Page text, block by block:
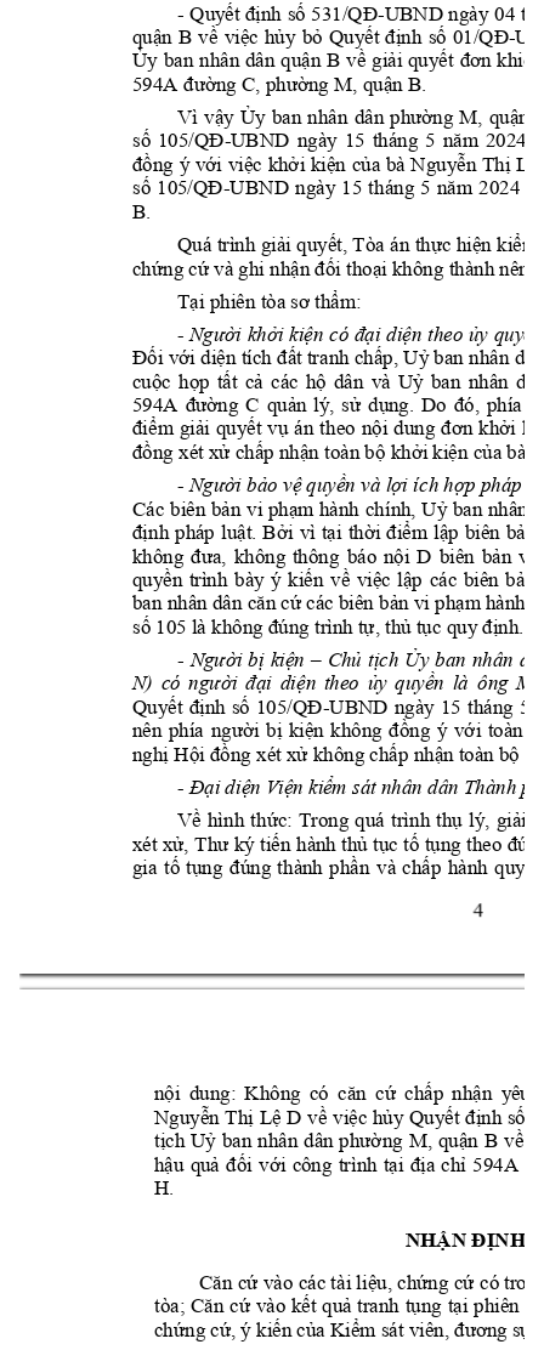
4
- Quyết định số 531/QĐ-UBND ngày 04
quận B về việc hủy bỏ Quyết định số 01/QĐ-
Ủy ban nhân dân quận B về giải quyết đơn khi
594A đường C, phường M, quận B.
Vì vậy Ủy ban nhân dân phường M, quận
số 105/QĐ-UBND ngày 15 tháng 5 năm 2024
đồng ý với việc khởi kiện của bà Nguyễn Thị Lệ
số 105/QĐ-UBND ngày 15 tháng 5 năm 2024
B.
Quá trình giải quyết, Tòa án thực hiện kiểm
chứng cứ và ghi nhận đối thoại không thành nên
Tại phiên tòa sơ thẩm:
- Người khởi kiện có đại diện theo ủy quyền
Đối với diện tích đất tranh chấp, Uỷ ban nhân dân
cuộc họp tất cả các hộ dân và Uỷ ban nhân
594A đường C quản lý, sử dụng. Do đó, phía
điểm giải quyết vụ án theo nội dung đơn khởi
đồng xét xử chấp nhận toàn bộ khởi kiện của bà
- Người bảo vệ quyền và lợi ích hợp pháp
Các biên bản vi phạm hành chính, Uỷ ban nhân
định pháp luật. Bởi vì tại thời điểm lập biên bả
không đưa, không thông báo nội D biên bản vi
quyền trình bày ý kiến về việc lập các biên bả
ban nhân dân căn cứ các biên bản vi phạm hành
số 105 là không đúng trình tự, thủ tục quy định.
- Người bị kiện – Chủ tịch Ủy ban nhân dâ
N) có người đại diện theo ủy quyền là ông
Quyết định số 105/QĐ-UBND ngày 15 tháng 5
nên phía người bị kiện không đồng ý với toàn
nghị Hội đồng xét xử không chấp nhận toàn bộ
- Đại diện Viện kiểm sát nhân dân Thành
Về hình thức: Trong quá trình thụ lý, giải
xét xử, Thư ký tiến hành thủ tục tố tụng theo
gia tố tụng đúng thành phần và chấp hành quy
nội dung: Không có căn cứ chấp nhận yêu
Nguyễn Thị Lệ D về việc hủy Quyết định số
tịch Uỷ ban nhân dân phường M, quận B về
hậu quả đối với công trình tại địa chỉ 594A
H.
NHẬN ĐỊNH
Căn cứ vào các tài liệu, chứng cứ có
tòa; Căn cứ vào kết quả tranh tụng tại phiên
chứng cứ, ý kiến của Kiểm sát viên, đương